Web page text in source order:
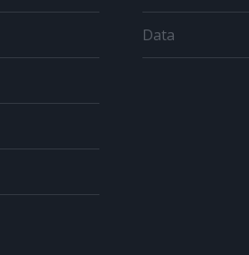
Data